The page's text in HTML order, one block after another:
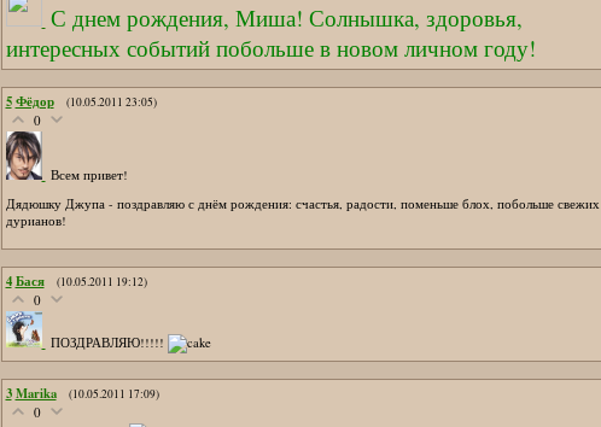
С днем рождения, Миша! Солнышка, здоровья,
интересных событий побольше в новом личном году!
5 Фёдор (10.05.2011 23:05)
0
Всем привет!
Дядюшку Джупа - поздравляю с днём рождения: счастья, радости, поменьше блох, побольше свежих
дурианов!
4 Бася (10.05.2011 19:12)
0
ПОЗДРАВЛЯЮ!!!!!
3 Marika (10.05.2011 17:09)
0